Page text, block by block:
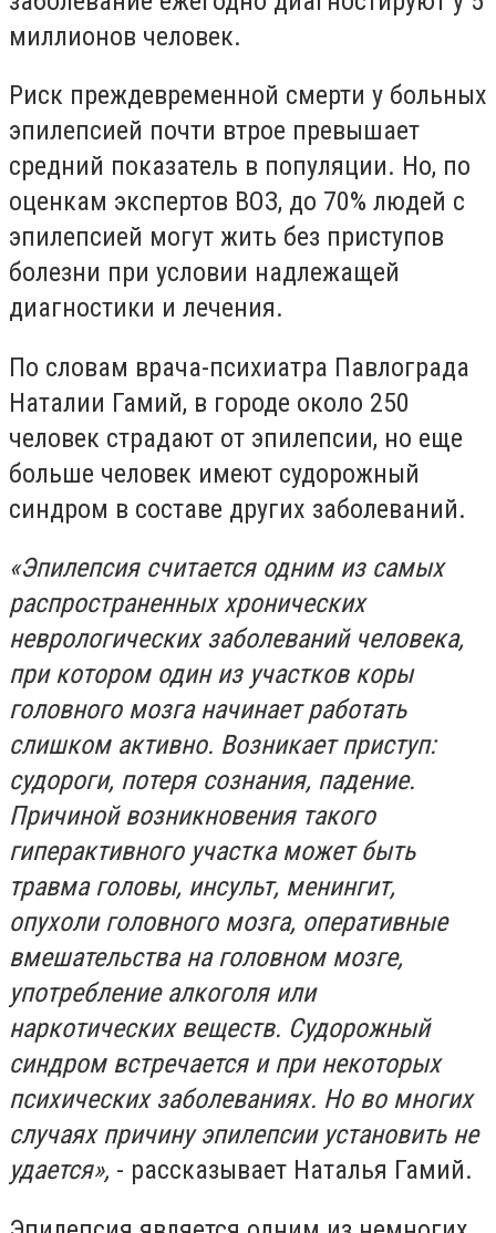
миллионов человек.
Риск преждевременной смерти у больных
эпилепсией почти втрое превышает
средний показатель в популяции. Но, по
оценкам экспертов ВОЗ, до 70% людей с
эпилепсией могут жить без приступов
болезни при условии надлежащей
диагностики и лечения.
По словам врача-психиатра Павлограда
Наталии Гамий, в городе около 250
человек страдают от эпилепсии, но еще
больше человек имеют судорожный
синдром в составе других заболеваний.
«Эпилепсия считается одним из самых
распространенных хронических
неврологических заболеваний человека,
при котором один из участков коры
головного мозга начинает работать
слишком активно. Возникает приступ:
судороги, потеря сознания, падение.
Причиной возникновения такого
гиперактивного участка может быть
травма головы, инсульт, менингит,
опухоли головного мозга, оперативные
вмешательства на головном мозге,
употребление алкоголя или
наркотических веществ. Судорожный
синдром встречается и при некоторых
психических заболеваниях. Но во многих
случаях причину эпилепсии установить не
удается», - рассказывает Наталья Гамий.